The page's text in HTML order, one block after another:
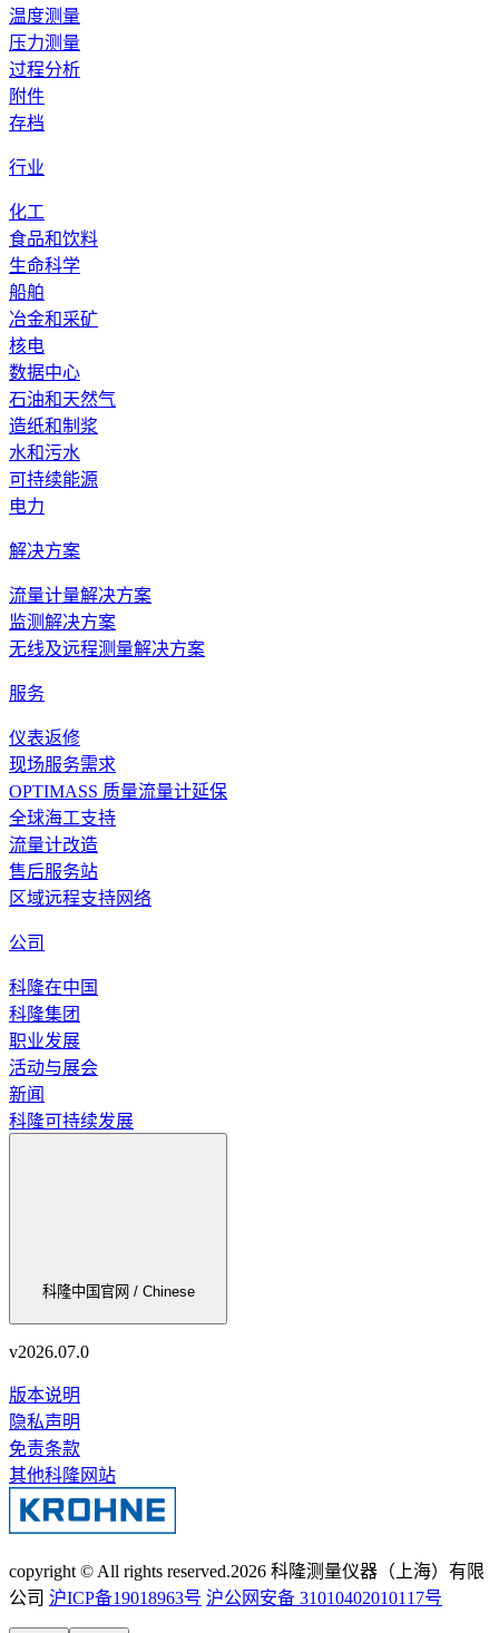
温度测量
压力测量
过程分析
附件
存档
行业
化工
食品和饮料
生命科学
船舶
冶金和采矿
核电
数据中心
石油和天然气
造纸和制浆
水和污水
可持续能源
电力
解决方案
流量计量解决方案
监测解决方案
无线及远程测量解决方案
服务
仪表返修
现场服务需求
OPTIMASS 质量流量计延保
全球海工支持
流量计改造
售后服务站
区域远程支持网络
公司
科隆在中国
科隆集团
职业发展
活动与展会
新闻
科隆可持续发展
科隆中国官网 / Chinese
v2026.07.0
版本说明
隐私声明
免责条款
其他科隆网站
copyright © All rights reserved.2026 科隆测量仪器（上海）有限
公司 沪ICP备19018963号 沪公网安备 31010402010117号